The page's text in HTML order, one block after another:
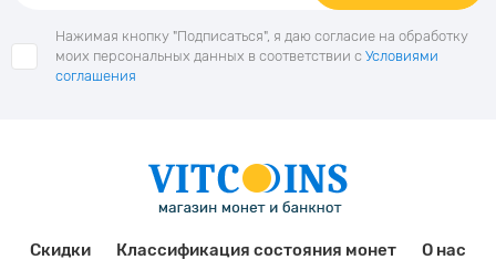
Нажимая кнопку "Подписаться", я даю согласие на обработку
моих персональных данных в соответствии с Условиями
соглашения
Скидки Классификация состояния монет
О нас